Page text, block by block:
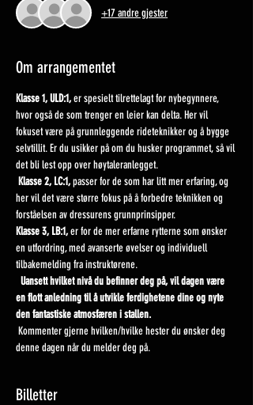
+17 andre gjester
Om arrangementet
Klasse 1, ULD:1, er spesielt tilrettelagt for nybegynnere,
hvor også de som trenger en leier kan delta. Her vil
fokuset være på grunnleggende rideteknikker og å bygge
selvtillit. Er du usikker på om du husker programmet, så vil
det bli lest opp over høytaleranlegget.
Klasse 2, LC:1, passer for de som har litt mer erfaring, og
her vil det være større fokus på å forbedre teknikken og
forståelsen av dressurens grunnprinsipper.
Klasse 3, LB:1, er for de mer erfarne rytterne som ønsker
en utfordring, med avanserte øvelser og individuell
tilbakemelding fra instruktørene.
Uansett hvilket nivå du befinner deg på, vil dagen være
en flott anledning til å utvikle ferdighetene dine og nyte
den fantastiske atmosfæren i stallen.
Kommenter gjerne hvilken/hvilke hester du ønsker deg
denne dagen når du melder deg på.
Billetter